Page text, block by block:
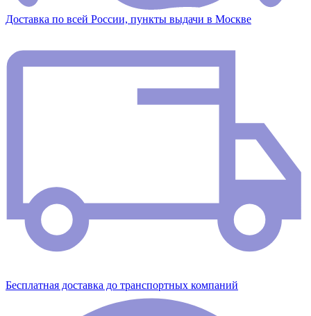
Доставка по всей России, пункты выдачи в Москве
Бесплатная доставка до транспортных компаний